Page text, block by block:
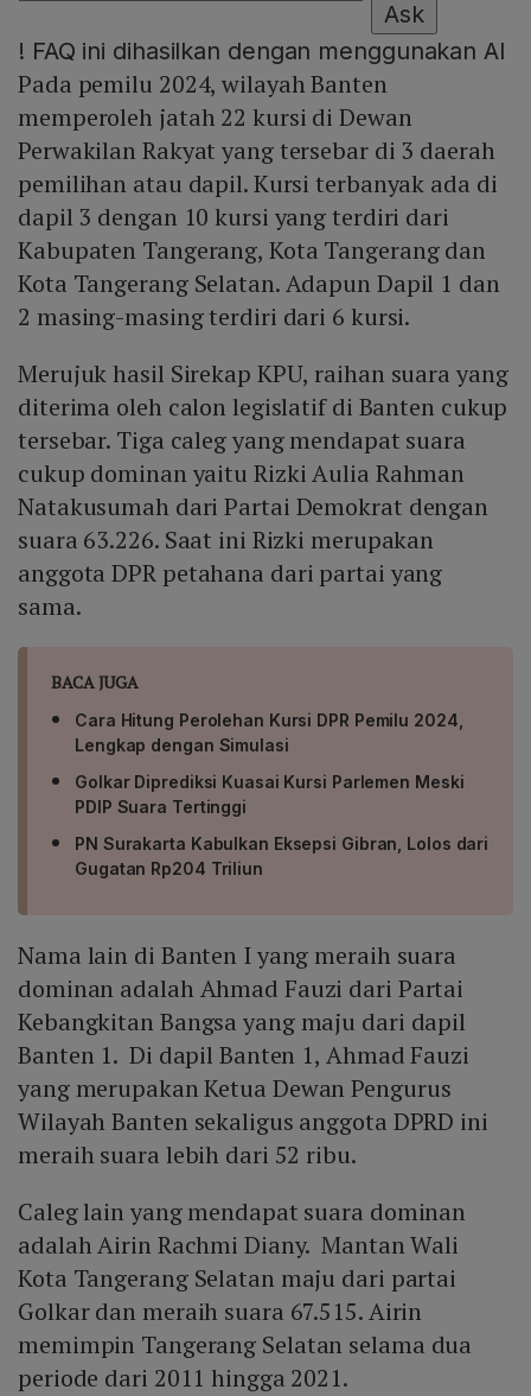
Ask
! FAQ ini dihasilkan dengan menggunakan AI
Pada pemilu 2024, wilayah Banten
memperoleh jatah 22 kursi di Dewan
Perwakilan Rakyat yang tersebar di 3 daerah
pemilihan atau dapil. Kursi terbanyak ada di
dapil 3 dengan 10 kursi yang terdiri dari
Kabupaten Tangerang, Kota Tangerang dan
Kota Tangerang Selatan. Adapun Dapil 1 dan
2 masing-masing terdiri dari 6 kursi.
Merujuk hasil Sirekap KPU, raihan suara yang
diterima oleh calon legislatif di Banten cukup
tersebar. Tiga caleg yang mendapat suara
cukup dominan yaitu Rizki Aulia Rahman
Natakusumah dari Partai Demokrat dengan
suara 63.226. Saat ini Rizki merupakan
anggota DPR petahana dari partai yang
sama.
BACA JUGA
Cara Hitung Perolehan Kursi DPR Pemilu 2024,
Lengkap dengan Simulasi
Golkar Diprediksi Kuasai Kursi Parlemen Meski
PDIP Suara Tertinggi
PN Surakarta Kabulkan Eksepsi Gibran, Lolos dari
Gugatan Rp204 Triliun
Nama lain di Banten I yang meraih suara
dominan adalah Ahmad Fauzi dari Partai
Kebangkitan Bangsa yang maju dari dapil
Banten 1. Di dapil Banten 1, Ahmad Fauzi
yang merupakan Ketua Dewan Pengurus
Wilayah Banten sekaligus anggota DPRD ini
meraih suara lebih dari 52 ribu.
Caleg lain yang mendapat suara dominan
adalah Airin Rachmi Diany. Mantan Wali
Kota Tangerang Selatan maju dari partai
Golkar dan meraih suara 67.515. Airin
memimpin Tangerang Selatan selama dua
periode dari 2011 hingga 2021.